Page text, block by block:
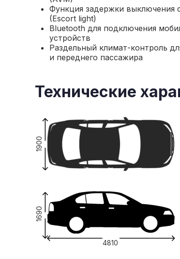
Функция задержки выключения
(Escort light)
Bluetooth для подключения
устройств
Раздельный климат-контроль
и переднего пассажира
Технические
4810
1690
1900